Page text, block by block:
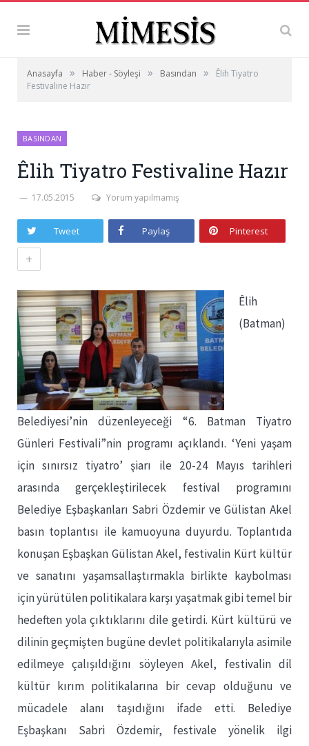
Anasayfa » Haber - Söyleşi » Basından »
Êlih Tiyatro
Festivaline Hazır
BASINDAN
Êlih Tiyatro Festivaline Hazır
17.05.2015 Yorum yapılmamış
Tweet Paylaş Pinterest
+
Êlih
(Batman)
Belediyesi’nin düzenleyeceği “6. Batman Tiyatro
Günleri Festivali”nin programı açıklandı. ‘Yeni yaşam
için sınırsız tiyatro’ şiarı ile 20-24 Mayıs tarihleri
arasında gerçekleştirilecek festival programını
Belediye Eşbaşkanları Sabri Özdemir ve Gülistan Akel
basın toplantısı ile kamuoyuna duyurdu. Toplantıda
konuşan Eşbaşkan Gülistan Akel, festivalin Kürt kültür
ve sanatını yaşamsallaştırmakla birlikte kaybolması
için yürütülen politikalara karşı yaşatmak gibi temel bir
hedeften yola çıktıklarını dile getirdi. Kürt kültürü ve
dilinin geçmişten bugüne devlet politikalarıyla asimile
edilmeye çalışıldığını söyleyen Akel, festivalin dil
kültür kırım politikalarına bir cevap olduğunu ve
mücadele alanı taşıdığını ifade etti. Belediye
Eşbaşkanı Sabri Özdemir, festivale yönelik ilgi